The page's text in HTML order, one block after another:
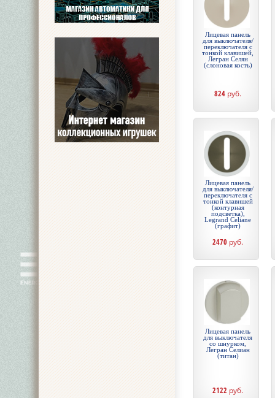
Лицевая панель
для выключателя/
переключателя с
тонкой клавишей,
Легран Селян
(слоновая кость)
824 руб.
Лицевая панель
для выключателя/
переключателя с
тонкой клавишей
(контурная
подсветка),
Legrand Celiane
(графит)
2470 руб.
Лицевая панель
для выключателя
со шнурком,
Легран Селиан
(титан)
2122 руб.